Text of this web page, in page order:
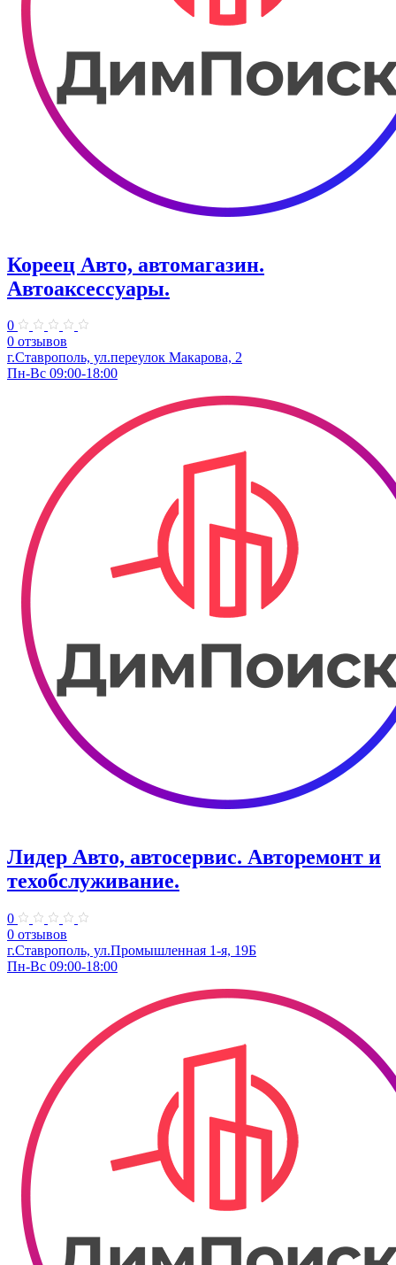
Кореец Авто, автомагазин.
Автоаксессуары.
0
0 отзывов
г.Ставрополь, ул.переулок Макарова, 2
Пн-Вс 09:00-18:00
Лидер Авто, автосервис. Авторемонт и
техобслуживание.
0
0 отзывов
г.Ставрополь, ул.Промышленная 1-я, 19Б
Пн-Вс 09:00-18:00